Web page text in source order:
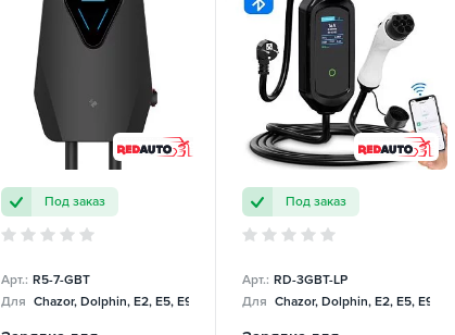
Под заказ
Арт.: R5-7-GBT
Для Chazor, Dolphin, E2, E5, E9, Mercedes
Под заказ
Арт.: RD-3GBT-LP
Для Chazor, Dolphin, E2, E5, E9,